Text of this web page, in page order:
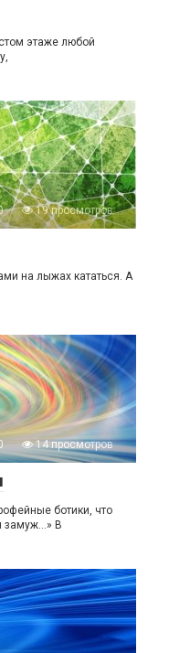
этаже любой
19 просмотров
на лыжах кататься. А
14 просмотров
ботики, что
замуж…» В